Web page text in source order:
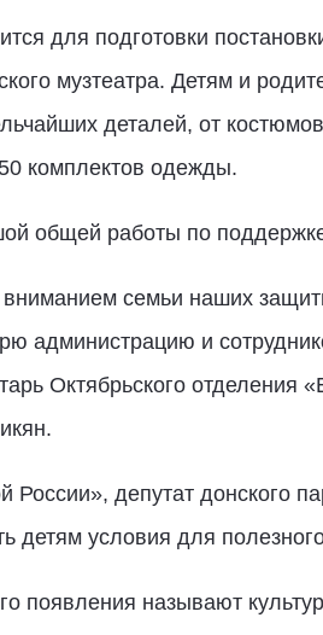
для подготовки
музтеатра. Детям и
деталей, от
комплектов одежды.
общей работы по
семьи наших
администрацию и
Октябрьского отделения
России», депутат донского
детям условия для
появления называют